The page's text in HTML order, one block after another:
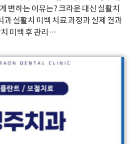
변하는 이유는? 크라운 대신 실활치
실활치 미백 치료 과정과 실제 결과
미백 후 관리…